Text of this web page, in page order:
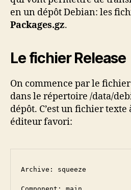
en un dépôt Debian: les
Packages.gz.
Le fichier Release
On commence par le
dans le répertoire /data/
dépôt. C’est un fichier
éditeur favori:
Archive: squeeze